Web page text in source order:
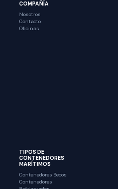
COMPAÑÍA
Nosotros
Contacto
Oficinas
TIPOS DE
CONTENEDORES
MARÍTIMOS
Contenedores Secos
Contenedores